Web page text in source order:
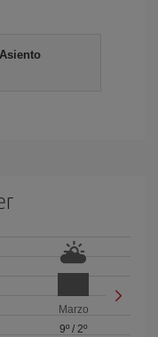
Marzo
9º /2º